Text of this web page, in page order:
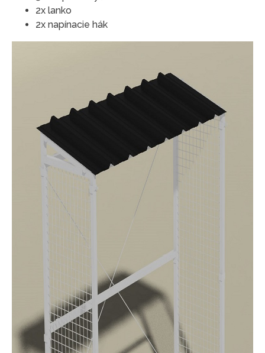
2x lanko
2x napínacie hák